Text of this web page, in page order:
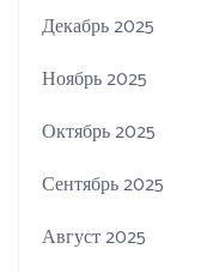
Декабрь 2025
Ноябрь 2025
Октябрь 2025
Сентябрь 2025
Август 2025